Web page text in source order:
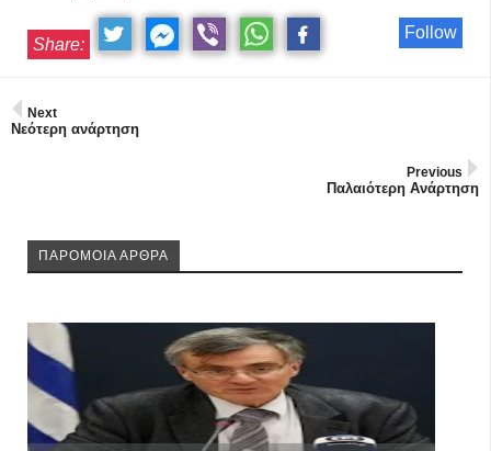
Follow
Share:
Next
Νεότερη ανάρτηση
Previous
Παλαιότερη Ανάρτηση
ΠΑΡΟΜΟΙΑ ΑΡΘΡΑ